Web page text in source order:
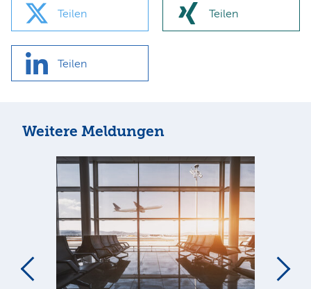
Teilen Teilen
Teilen
Weitere Meldungen